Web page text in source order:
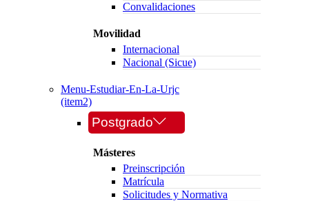
Convalidaciones
Movilidad
Internacional
Nacional (Sicue)
Menu-Estudiar-En-La-Urjc
(item2)
Postgrado
Másteres
Preinscripción
Matrícula
Solicitudes y Normativa